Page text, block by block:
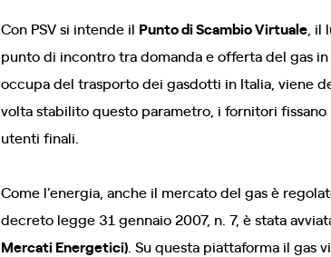
Con PSV si intende il Punto di Scambio Virtuale ,
punto di incontro tra domanda e offerta del gas
occupa del trasporto dei gasdotti in Italia, viene
volta stabilito questo parametro, i fornitori
utenti finali.
Come l’energia, anche il mercato del gas è
decreto legge 31 gennaio 2007, n. 7, è stata
Mercati Energetici) . Su questa piattaforma il